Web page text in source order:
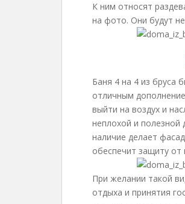
К ним относят
на фото. Они будут
Баня 4 на 4 из бруса
отличным
выйти на воздух и
неплохой и полезной
наличие делает
обеспечит защиту
При желании такой
отдыха и принятия